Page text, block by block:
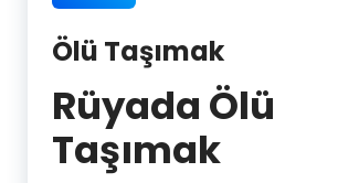
Ölü Taşımak
Rüyada Ölü
Taşımak